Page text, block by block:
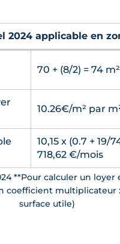
2024 applicable en
70 + (8/2) = 74 m²
10.26€/m² par
10,15 x (0.7 + 19/
718,62 €/mois
**Pour calculer un loyer
coefficient multiplicateur :
surface utile)